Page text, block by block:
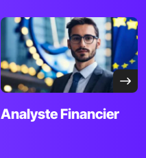
Analyste Financier